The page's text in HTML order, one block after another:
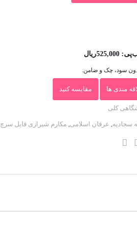
525,000ریال
مندی ها مقایسه کنید
کلی
سجادیه, عرفان اسلامی, مکارم شیرازی قابل سرچ